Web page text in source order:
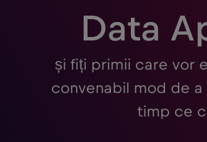
Data
și fiți primii care vor
convenabil mod de
timp ce